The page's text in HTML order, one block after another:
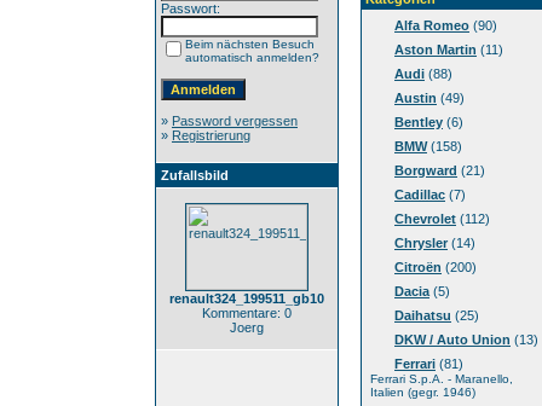
Passwort:
Beim nächsten Besuch
automatisch anmelden?
» Password vergessen
» Registrierung
Zufallsbild
renault324_199511_gb10
Kommentare: 0
Joerg
Alfa Romeo (90)
Aston Martin (11)
Audi (88)
Austin (49)
Bentley (6)
BMW(158)
Borgward (21)
Cadillac (7)
Chevrolet (112)
Chrysler(14)
Citroën (200)
Dacia (5)
Daihatsu (25)
DKW / Auto Union (13)
Ferrari (81)
Ferrari S.p.A. - Maranello,
Italien (gegr. 1946)